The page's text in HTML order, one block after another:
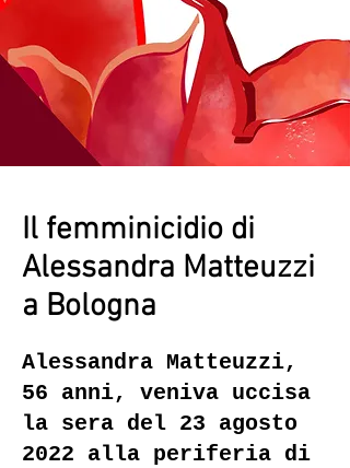
Il femminicidio di
Alessandra Matteuzzi
a Bologna
Alessandra Matteuzzi,
56 anni, veniva uccisa
la sera del 23 agosto
2022 alla periferia di